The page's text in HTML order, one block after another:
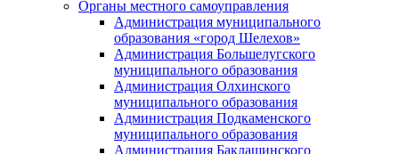
Органы местного самоуправления
Администрация муниципального
образования «город Шелехов»
Администрация Большелугского
муниципального образования
Администрация Олхинского
муниципального образования
Администрация Подкаменского
муниципального образования
Администрация Баклашинского